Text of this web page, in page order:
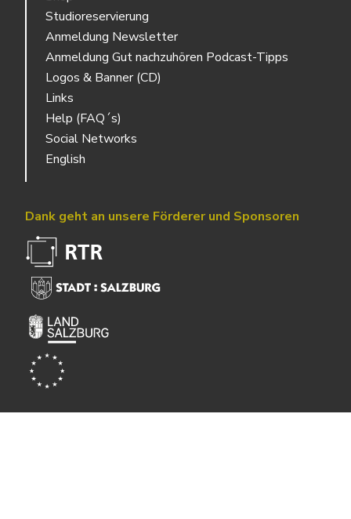
Studioreservierung
Anmeldung Newsletter
Anmeldung Gut nachzuhören Podcast-Tipps
Logos & Banner (CD)
Links
Help (FAQ´s)
Social Networks
English
Dank geht an unsere Förderer und Sponsoren